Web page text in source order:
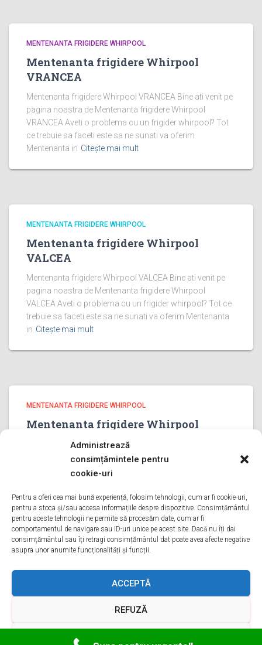
Administrează
consimțămintele pentru
cookie-uri
Pentru a oferi cea mai bună experiență, folosim tehnologii, cum ar fi cookie-uri,
pentru a stoca și/sau accesa informațiile despre dispozitive. Consimțământul
pentru aceste tehnologii ne permite să procesăm date, cum ar fi
comportamentul de navigare sau ID-uri unice pe acest site. Dacă nu îți dai
consimțământul sau îți retragi consimțământul dat poate avea afecte negative
asupra unor anumite funcționalități și funcții.
ACCEPTĂ
REFUZĂ
MENTENANTA FRIGIDERE WHIRPOOL
Mentenanta frigidere Whirpool
VRANCEA
Mentenanta frigidere Whirpool VRANCEA Bine ati venit pe
pagina noastra de Mentenanta frigidere Whirpool
VRANCEA Aveti o problema cu un frigider whirpool? Tot
ce trebuie sa faceti este sa ne sunati va oferim
Mentenanta in Citește mai mult
MENTENANTA FRIGIDERE WHIRPOOL
Mentenanta frigidere Whirpool
VALCEA
Mentenanta frigidere Whirpool VALCEA Bine ati venit pe
pagina noastra de Mentenanta frigidere Whirpool
VALCEA Aveti o problema cu un frigider whirpool? Tot ce
trebuie sa faceti este sa ne sunati va oferim Mentenanta
in Citește mai mult
MENTENANTA FRIGIDERE WHIRPOOL
Mentenanta frigidere Whirpool
PRAHOVA
Mentenanta frigidere Whirpool PRAHOVA Bine ati venit pe
pagina noastra de Mentenanta frigidere Whirpool
ce trebuie sa faceti este sa ne sunati va oferim
Mentenanta in Citește mai mult
DESPRE NOI SERVICII
GDPR TERMENI ȘI CONDIȚII
Hestia | Proiectată de